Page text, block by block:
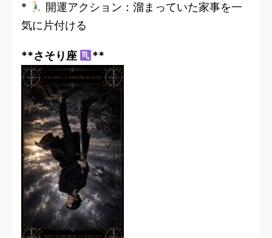
*
開運アクション：溜まっていた家事を一
気に片付ける
**さそり座 **